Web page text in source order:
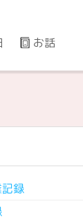
お話
録